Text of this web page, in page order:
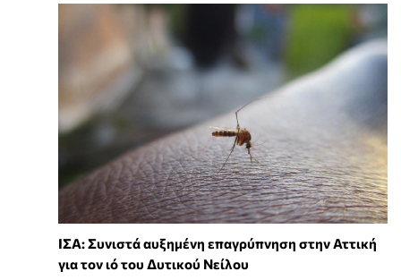
ΙΣΑ: Συνιστά αυξημένη επαγρύπνηση στην Αττική
για τον ιό του Δυτικού Νείλου